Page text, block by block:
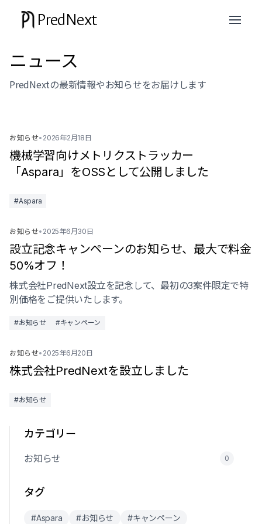
PredNext
ニュース
PredNextの最新情報やお知らせをお届けします
お知らせ• 2026年2月18日
機械学習向けメトリクストラッカー
「Aspara」をOSSとして公開しました
#Aspara
お知らせ• 2025年6月30日
設立記念キャンペーンのお知らせ、最大で料金
50%オフ！
株式会社PredNext設立を記念して、最初の3案件限定で特
別価格をご提供いたします。
#お知らせ #キャンペーン
お知らせ• 2025年6月20日
株式会社PredNextを設立しました
#お知らせ
カテゴリー
お知らせ 0
タグ
#Aspara #お知らせ #キャンペーン